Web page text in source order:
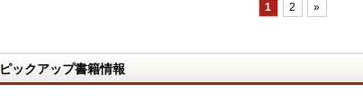
1 2 »
ピックアップ書籍情報